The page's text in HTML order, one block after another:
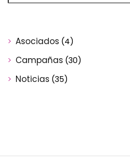
Asociados (4)
Campañas (30)
Noticias (35)